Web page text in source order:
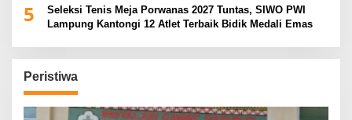
5
Seleksi Tenis Meja Porwanas 2027 Tuntas, SIWO PWI
Lampung Kantongi 12 Atlet Terbaik Bidik Medali Emas
Peristiwa